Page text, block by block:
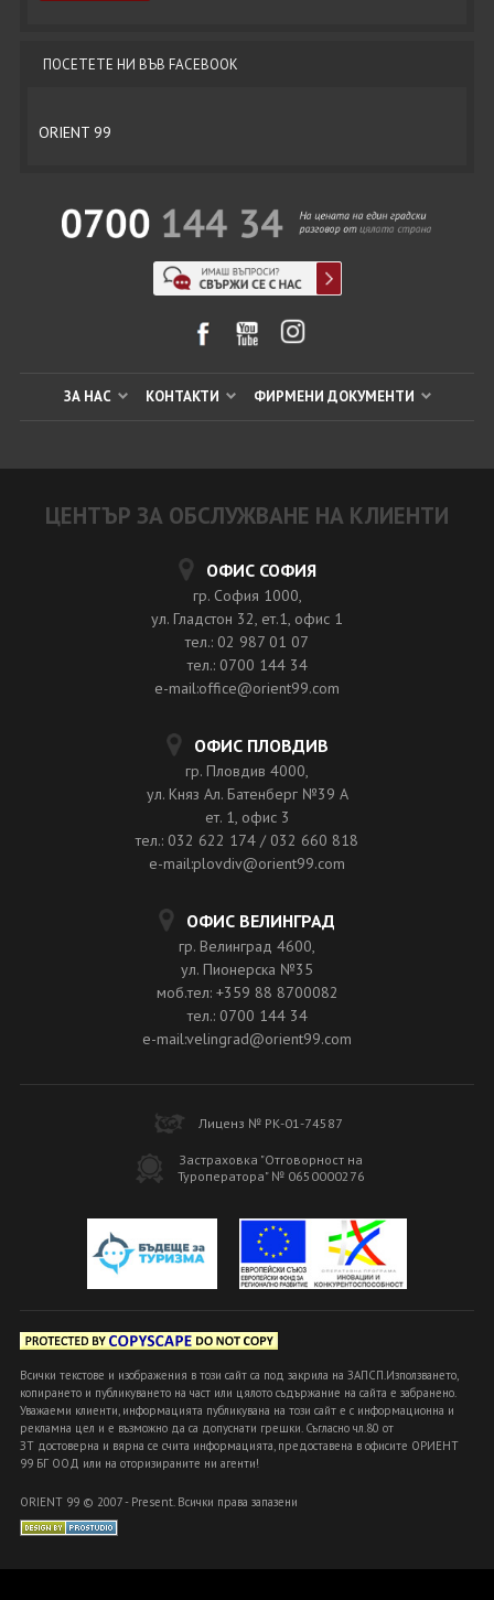
ПОСЕТЕТЕ НИ ВЪВ FACEBOOK
ORIENT 99
ЗА НАС КОНТАКТИ ФИРМЕНИ ДОКУМЕНТИ
ЦЕНТЪР ЗА ОБСЛУЖВАНЕ НА КЛИЕНТИ
ОФИС СОФИЯ
гр. София 1000,
ул. Гладстон 32, ет.1, офис 1
тел.: 02 987 01 07
тел.: 0700 144 34
e-mail:office@orient99.com
ОФИС ПЛОВДИВ
гр. Пловдив 4000,
ул. Княз Ал. Батенберг №39 A
ет. 1, офис 3
тел.: 032 622 174 / 032 660 818
e-mail:plovdiv@orient99.com
ОФИС ВЕЛИНГРАД
гр. Велинград 4600,
ул. Пионерска №35
моб.тел: +359 88 8700082
тел.: 0700 144 34
e-mail:velingrad@orient99.com
Лиценз № РК-01-74587
Застраховка "Отговорност на
Туроператора" № 0650000276
Всички текстове и изображения в този сайт са под закрила на ЗАПСП.Използването,
копирането и публикуването на част или цялото съдържание на сайта е забранено.
Уважаеми клиенти, информацията публикувана на този сайт е с информационна и
рекламна цел и е възможно да са допуснати грешки. Съгласно чл.80 от
ЗТ достоверна и вярна се счита информацията, предоставена в офисите ОРИЕНТ
99 БГ ООД или на оторизираните ни агенти!
ORIENT 99 © 2007 - Present. Всички права запазени